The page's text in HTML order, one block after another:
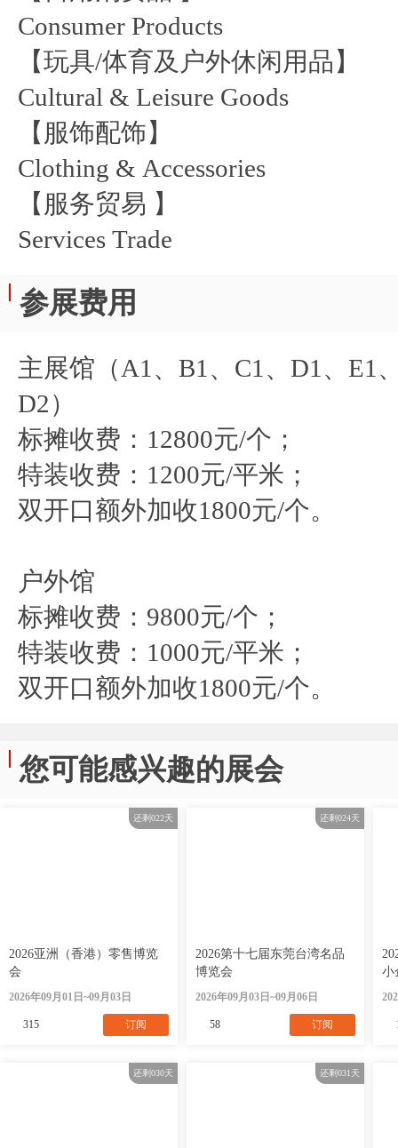
Consumer Products
【玩具/体育及户外休闲用品】
Cultural & Leisure Goods
【服饰配饰】
Clothing & Accessories
【服务贸易 】
Services Trade
参展费用
主展馆（A1、B1、C1、D1、E1
D2）
标摊收费：12800元/个；
特装收费：1200元/平米；
双开口额外加收1800元/个。
户外馆
标摊收费：9800元/个；
特装收费：1000元/平米；
双开口额外加收1800元/个。
您可能感兴趣的展会
还剩022天
2026亚洲（香港）零售博览
会
2026年09月01日~09月03日
315 订阅
还剩024天
2026第十七届东莞台湾名品
博览会
2026年09月03日~09月06日
58 订阅
小
还剩030天 还剩031 天